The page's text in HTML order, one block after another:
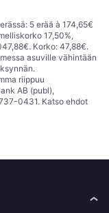
5 erää à 174,65€
17,50%,
Korko: 47,88€.
asuville vähintään
riippuu
AB (publ),
0431. Katso ehdot